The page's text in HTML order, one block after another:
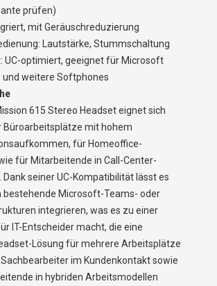
prüfen)
mit Geräuschreduzierung
Lautstärke, Stummschaltung
UC-optimiert, geeignet für Microsoft
und weitere Softphones
615 Stereo Headset eignet sich
Büroarbeitsplätze mit hohem
für Homeoffice-
für Mitarbeitende in Call-Center-
Dank seiner UC-Kompatibilität lässt es
bestehende Microsoft-Teams- oder
integrieren, was es zu einer
IT-Entscheider macht, die eine
Lösung für mehrere Arbeitsplätze
im Kundenkontakt sowie
in hybriden Arbeitsmodellen